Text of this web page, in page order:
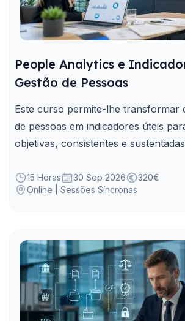
People Analytics e
Gestão de Pessoas
Este curso permite-lhe transformar
de pessoas em indicadores úteis
objetivas, consistentes e
15 Horas 30 Sep 2026
320€
Online | Sessões Síncronas